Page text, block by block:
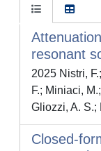
resonant
2025 Nistri,
F.; Miniaci,
Gliozzi, A. S.;
Closed-